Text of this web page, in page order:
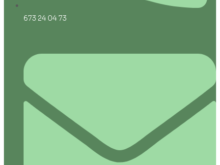
673 24 04 73